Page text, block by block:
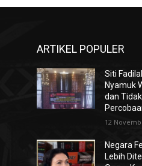
ARTIKEL POPULER
Siti
Nyamuk
dan
12
Negara
Lebih